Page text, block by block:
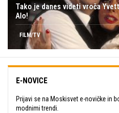
Tako je danes videti vroča
Alo!
FILM/TV
E-NOVICE
Prijavi se na Moskisvet e-novičke in
modnimi trendi.